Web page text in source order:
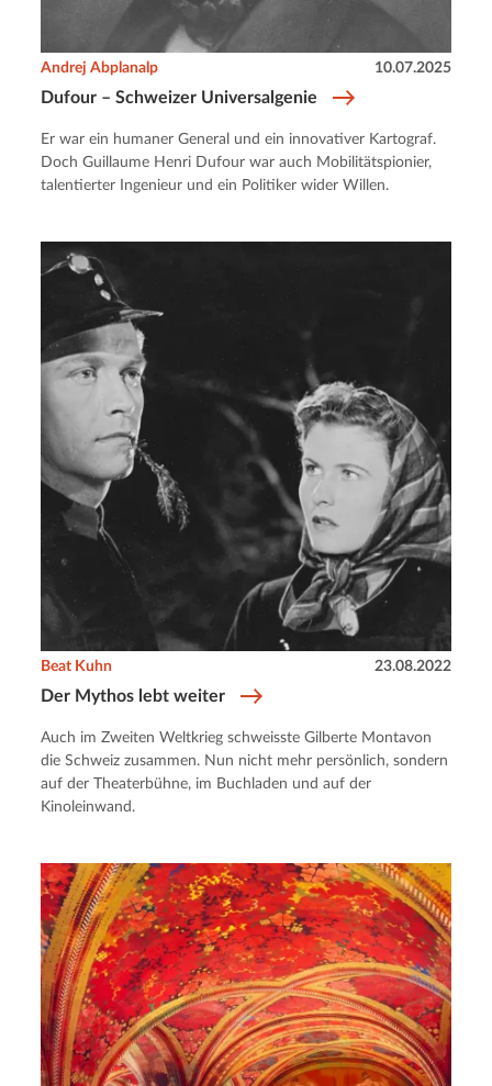
Dufour – Schweizer Universalgenie
Andrej Abplanalp 10.07.2025
Er war ein humaner General und ein innovativer Kartograf.
Doch Guillaume Henri Dufour war auch Mobilitätspionier,
talentierter Ingenieur und ein Politiker wider Willen.
Der Mythos lebt weiter
Beat Kuhn 23.08.2022
Auch im Zweiten Weltkrieg schweisste Gilberte Montavon
die Schweiz zusammen. Nun nicht mehr persönlich, sondern
auf der Theaterbühne, im Buchladen und auf der
Kinoleinwand.